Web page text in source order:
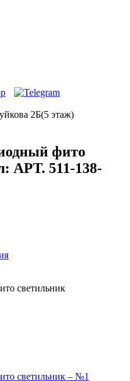
2Б(5 этаж)
фито
АРТ. 511-138-
светильник